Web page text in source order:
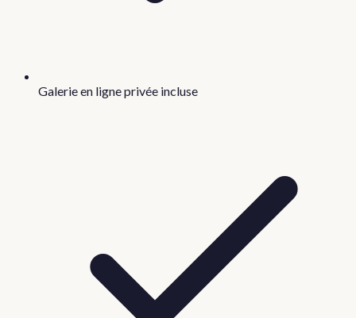
Galerie en ligne privée incluse